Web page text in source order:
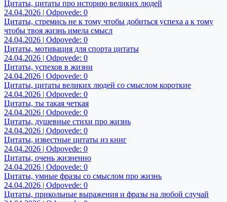
Цитаты, цитаты про историю великих людей
24.04.2026 | Odpovede: 0
Цитаты, стремись не к тому чтобы добиться успеха а к тому
чтобы твоя жизнь имела смысл
24.04.2026 | Odpovede: 0
Цитаты, мотивация для спорта цитаты
24.04.2026 | Odpovede: 0
Цитаты, успехов в жизни
24.04.2026 | Odpovede: 0
Цитаты, цитаты великих людей со смыслом короткие
24.04.2026 | Odpovede: 0
Цитаты, ты такая четкая
24.04.2026 | Odpovede: 0
Цитаты, душевные стихи про жизнь
24.04.2026 | Odpovede: 0
Цитаты, известные цитаты из книг
24.04.2026 | Odpovede: 0
Цитаты, очень жизненно
24.04.2026 | Odpovede: 0
Цитаты, умные фразы со смыслом про жизнь
24.04.2026 | Odpovede: 0
Цитаты, прикольные выражения и фразы на любой случай